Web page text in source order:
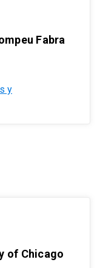
Fabra
y
of Chicago